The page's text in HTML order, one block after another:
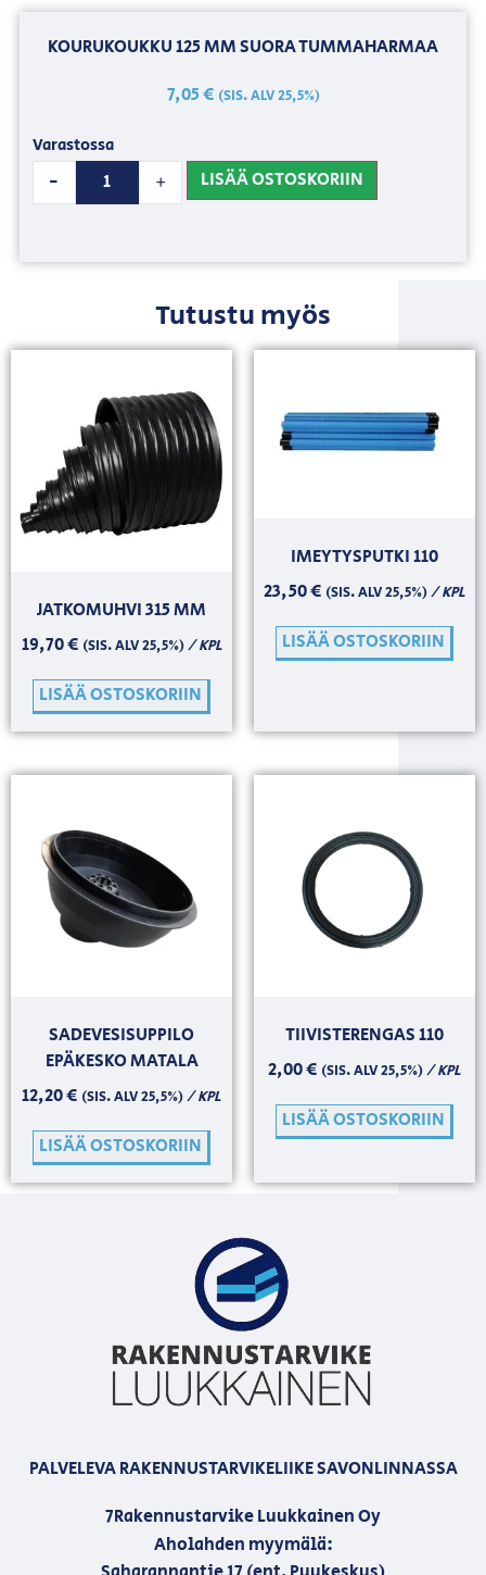
KOURUKOUKKU 125 MM SUORA TUMMAHARMAA
7,05€ (SIS. ALV 25,5%)
Varastossa
- + LISÄÄ OSTOSKORIIN
Tutustu myös
JATKOMUHVI 315 MM
19,70€ (SIS. ALV 25,5%)/ KPL
LISÄÄ OSTOSKORIIN
IMEYTYSPUTKI 110
23,50€ (SIS. ALV 25,5%)/ KPL
LISÄÄ OSTOSKORIIN
SADEVESISUPPILO
EPÄKESKO MATALA
12,20€ (SIS. ALV 25,5%)/ KPL
LISÄÄ OSTOSKORIIN
TIIVISTERENGAS 110
2,00€ (SIS. ALV 25,5%)/ KPL
LISÄÄ OSTOSKORIIN
PALVELEVA RAKENNUSTARVIKELIIKE SAVONLINNASSA
7Rakennustarvike Luukkainen Oy
Aholahden myymälä: